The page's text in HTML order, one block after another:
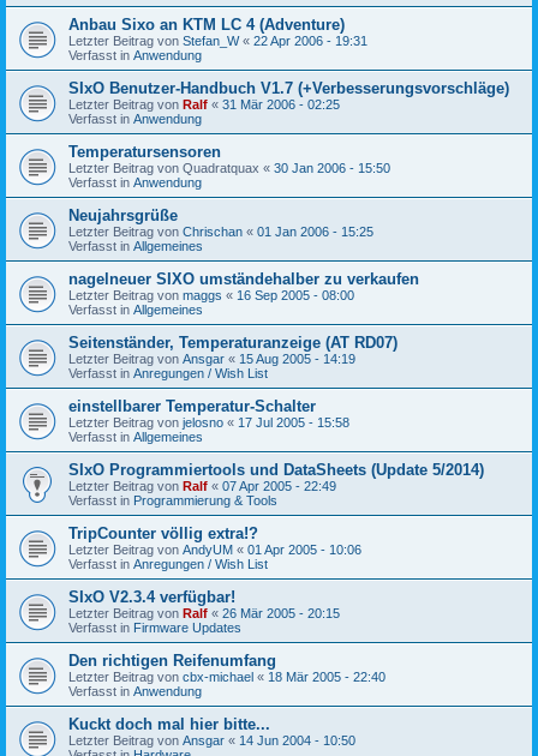
Anbau Sixo an KTM LC 4 (Adventure)
Letzter Beitrag von Stefan_W« 22 Apr 2006 - 19:31
Verfasst in Anwendung
SIxO Benutzer-Handbuch V1.7 (+Verbesserungsvorschläge)
Letzter Beitrag von Ralf « 31 Mär 2006 - 02:25
Verfasst in Anwendung
Temperatursensoren
Letzter Beitrag von Quadratquax « 30 Jan 2006 - 15:50
Verfasst in Anwendung
Neujahrsgrüße
Letzter Beitrag von Chrischan « 01 Jan 2006 - 15:25
Verfasst in Allgemeines
nagelneuer SIXO umständehalber zu verkaufen
Letzter Beitrag von maggs « 16 Sep 2005 - 08:00
Verfasst in Allgemeines
Seitenständer, Temperaturanzeige (AT RD07)
Letzter Beitrag von Ansgar « 15 Aug 2005 - 14:19
Verfasst in Anregungen / Wish List
einstellbarer Temperatur-Schalter
Letzter Beitrag von jelosno « 17 Jul 2005 - 15:58
Verfasst in Allgemeines
SIxO Programmiertools und DataSheets (Update 5/2014)
Letzter Beitrag von Ralf « 07 Apr 2005 - 22:49
Verfasst in Programmierung & Tools
TripCounter völlig extra!?
Letzter Beitrag von AndyUM « 01 Apr 2005 - 10:06
Verfasst in Anregungen / Wish List
SIxO V2.3.4 verfügbar!
Letzter Beitrag von Ralf « 26 Mär 2005 - 20:15
Verfasst in Firmware Updates
Den richtigen Reifenumfang
Letzter Beitrag von cbx-michael « 18 Mär 2005 - 22:40
Verfasst in Anwendung
Kuckt doch mal hier bitte...
Letzter Beitrag von Ansgar « 14 Jun 2004 - 10:50